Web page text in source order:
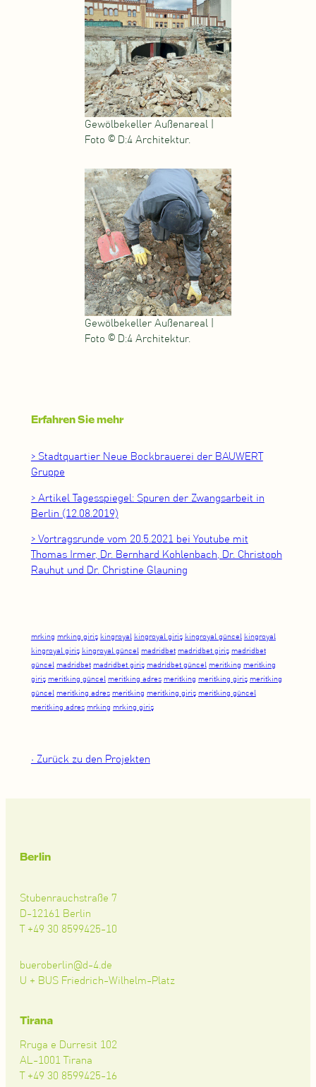
Gewölbekeller Außenareal |
Foto © D:4 Architektur.
Gewölbekeller Außenareal |
Foto © D:4 Architektur.
Erfahren Sie mehr
> Stadtquartier Neue Bockbrauerei der BAUWERT
Gruppe
> Artikel Tagesspiegel: Spuren der Zwangsarbeit in
Berlin (12.08.2019)
> Vortragsrunde vom 20.5.2021 bei Youtube mit
Thomas Irmer, Dr. Bernhard Kohlenbach, Dr. Christoph
Rauhut und Dr. Christine Glauning
mrking mrking giriş kingroyal kingroyal giriş kingroyal güncel kingroyal
kingroyal giriş kingroyal güncel madridbet madridbet giriş madridbet
güncel madridbet madridbet giriş madridbet güncel meritking meritking
giriş meritking güncel meritking adres meritking meritking giriş meritking
güncel meritking adres meritking meritking giriş meritking güncel
meritking adres mrking mrking giriş
• Zurück zu den Projekten
Berlin
Stubenrauchstraße 7
D-12161 Berlin
T +49 30 8599425-10
bueroberlin@d-4.de
U + BUS Friedrich-Wilhelm-Platz
Tirana
Rruga e Durresit 102
AL-1001 Tirana
T +49 30 8599425-16